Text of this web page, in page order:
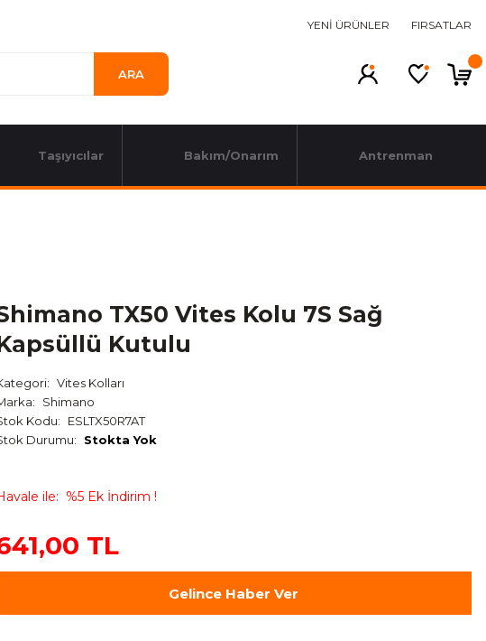
YENİ ÜRÜNLER FIRSATLAR
ARA
Taşıyıcılar Bakım/Onarım Antrenman
TX50 Vites Kolu 7S Sağ
Kutulu
Vites Kolları
Shimano
Kodu
ESLTX50R7AT
Durumu
Stokta Yok
ile %5 Ek İndirim !
TL
Gelince Haber Ver